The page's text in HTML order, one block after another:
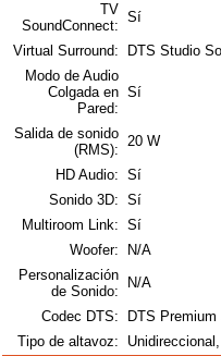
TV
SoundConnect:
Sí
Virtual Surround:
DTS Studio
Modo de Audio
Colgada en
Pared:
Sí
Salida de sonido
(RMS):
20 W
HD Audio: Sí
Sonido 3D: Sí
Multiroom Link: Sí
Woofer:
N/A
Personalización
de Sonido:
N/A
Codec DTS:
DTS
Tipo de altavoz: